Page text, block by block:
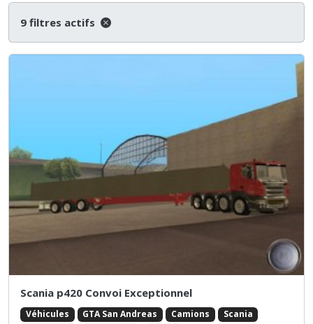
9 filtres actifs
Scania p420 Convoi Exceptionnel
Véhicules GTA San Andreas Camions
Scania